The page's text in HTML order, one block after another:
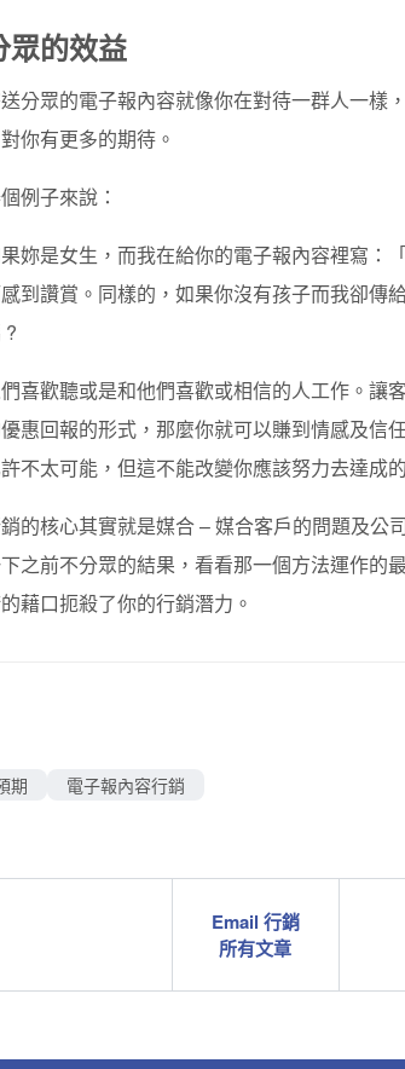
眾的效益
分眾的電子報內容就像你在對待一群人一樣
你有更多的期待。
例子來說：
妳是女生，而我在給你的電子報內容裡寫：
到讚賞。同樣的，如果你沒有孩子而我卻傳
?
喜歡聽或是和他們喜歡或相信的人工作。讓
惠回報的形式，那麼你就可以賺到情感及信
不太可能，但這不能改變你應該努力去達成
的核心其實就是媒合 – 媒合客戶的問題及公
之前不分眾的結果，看看那一個方法運作的
藉口扼殺了你的行銷潛力。
期 電子報內容行銷
Email 行銷
所有文章